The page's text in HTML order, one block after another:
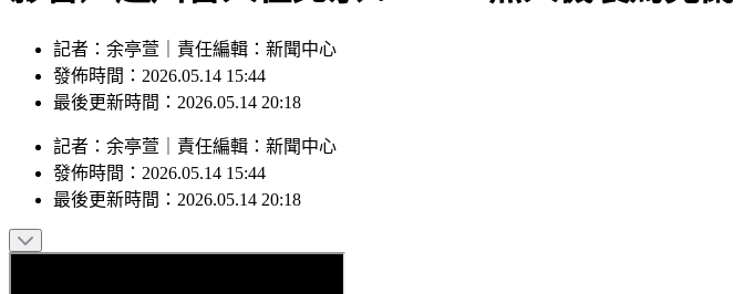
記者：余亭萱｜責任編輯：新聞中心
發佈時間：2026.05.14 15:44
最後更新時間：2026.05.14 20:18
記者 ： 余亭萱 責任編輯 ： 新聞中心
發佈時間： 2026.05.14 15:44
最後更新時間： 2026.05.14 20:18